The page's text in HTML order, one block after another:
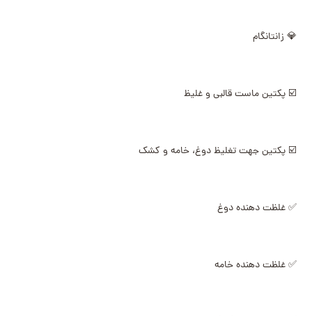
💎 زانتانگام
☑️ پکتین ماست قالبی و غلیظ
☑️ پکتین جهت تغلیظ دوغ، خامه و کشک
✅ غلظت دهنده دوغ
✅ غلظت دهنده خامه